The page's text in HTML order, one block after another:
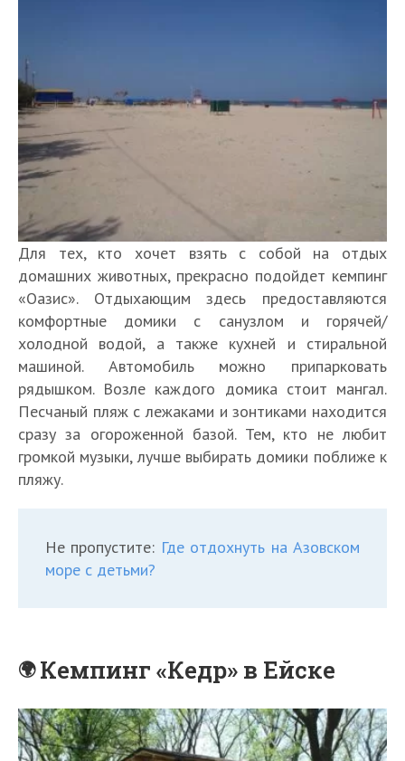
Для тех, кто хочет взять с собой на отдых
домашних животных, прекрасно подойдет кемпинг
«Оазис». Отдыхающим здесь предоставляются
комфортные домики с санузлом и горячей/
холодной водой, а также кухней и стиральной
машиной. Автомобиль можно припарковать
рядышком. Возле каждого домика стоит мангал.
Песчаный пляж с лежаками и зонтиками находится
сразу за огороженной базой. Тем, кто не любит
громкой музыки, лучше выбирать домики поближе к
пляжу.
Не пропустите: Где отдохнуть на Азовском
море с детьми?
Кемпинг «Кедр» в Ейске